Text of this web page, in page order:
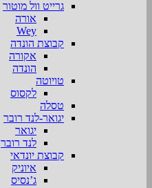
גרייט וול מוטור
אורה
Wey
קבוצת הונדה
אקורה
הונדה
טויוטה
לקסוס
טסלה
יגואר-לנד רובר
יגואר
לנד רובר
קבוצת יונדאי
איוניק
ג’נסיס